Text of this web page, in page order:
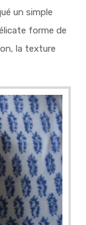
un simple
forme de
la texture